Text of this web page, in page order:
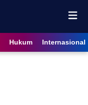
Hukum Internasional